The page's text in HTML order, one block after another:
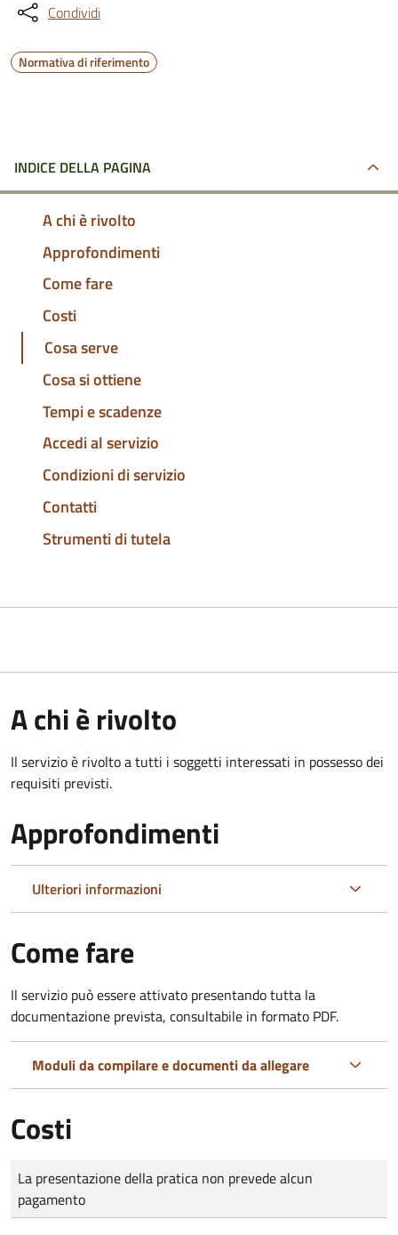
Condividi
Normativa di riferimento
INDICE DELLA PAGINA
A chi è rivolto
Approfondimenti
Come fare
Costi
Cosa serve
Cosa si ottiene
Tempi e scadenze
Accedi al servizio
Condizioni di servizio
Contatti
Strumenti di tutela
A chi è rivolto
Il servizio è rivolto a tutti i soggetti interessati in possesso dei
requisiti previsti.
Approfondimenti
Ulteriori informazioni
Come fare
Il servizio può essere attivato presentando tutta la
documentazione prevista, consultabile in formato PDF.
Moduli da compilare e documenti da allegare
Costi
Tipo di pagamento
Importo
La presentazione della pratica non prevede alcun
pagamento